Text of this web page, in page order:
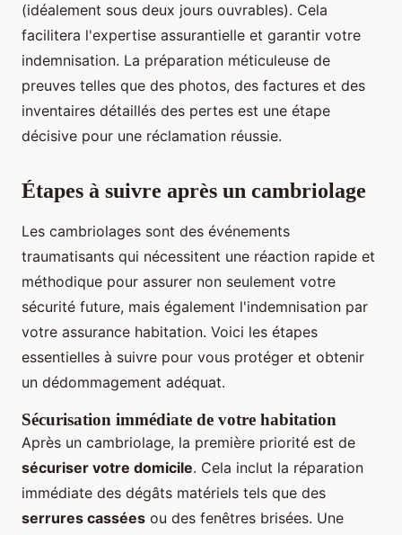
(idéalement sous deux jours ouvrables). Cela
facilitera l'expertise assurantielle et garantir votre
indemnisation. La préparation méticuleuse de
preuves telles que des photos, des factures et des
inventaires détaillés des pertes est une étape
décisive pour une réclamation réussie.
Étapes à suivre après un cambriolage
Les cambriolages sont des événements
traumatisants qui nécessitent une réaction rapide et
méthodique pour assurer non seulement votre
sécurité future, mais également l'indemnisation par
votre assurance habitation. Voici les étapes
essentielles à suivre pour vous protéger et obtenir
un dédommagement adéquat.
Sécurisation immédiate de votre habitation
Après un cambriolage, la première priorité est de
sécuriser votre domicile. Cela inclut la réparation
immédiate des dégâts matériels tels que des
serrures cassées ou des fenêtres brisées. Une